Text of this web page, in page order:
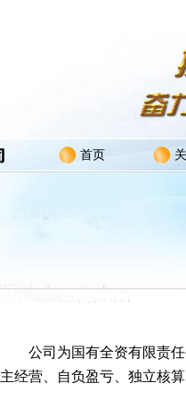
首页
公司为国有全资有限责
主经营、自负盈亏、独立核